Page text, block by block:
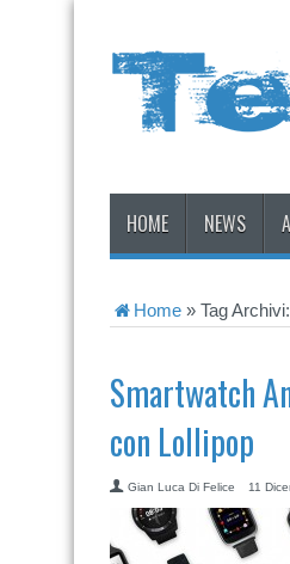
HOME NEWS
Home » Tag
Smartwatch
con Lollipop
Gian Luca Di Felice 11